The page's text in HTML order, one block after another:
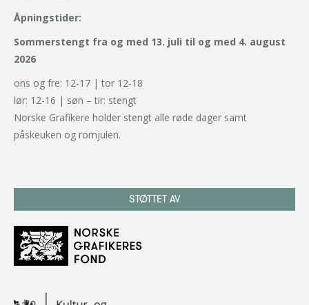
Åpningstider:
Sommerstengt fra og med 13. juli til og med 4. august
2026
ons og fre: 12-17 | tor 12-18
lør: 12-16 | søn – tir: stengt
Norske Grafikere holder stengt alle røde dager samt
påskeuken og romjulen.
STØTTET AV